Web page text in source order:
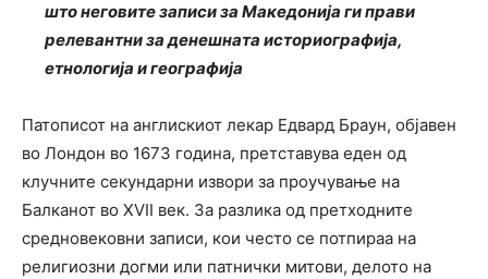
што неговите записи за Македонија ги прави
релевантни за денешната историографија,
етнологија и географија
Патописот на англискиот лекар Едвард Браун, објавен
во Лондон во 1673 година, претставува еден од
клучните секундарни извори за проучување на
Балканот во XVII век. За разлика од претходните
средновековни записи, кои често се потпираа на
религиозни догми или патнички митови, делото на